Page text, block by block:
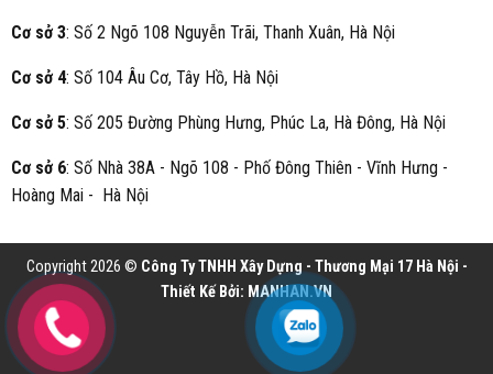
Cơ sở 3: Số 2 Ngõ 108 Nguyễn Trãi, Thanh Xuân, Hà Nội
Cơ sở 4: Số 104 Âu Cơ, Tây Hồ, Hà Nội
Cơ sở 5: Số 205 Đường Phùng Hưng, Phúc La, Hà Đông, Hà Nội
Cơ sở 6: Số Nhà 38A - Ngõ 108 - Phố Đông Thiên - Vĩnh Hưng -
Hoàng Mai - Hà Nội
Copyright 2026 © Công Ty TNHH Xây Dựng - Thương Mại 17 Hà Nội -
Thiết Kế Bởi: MANHAN.VN